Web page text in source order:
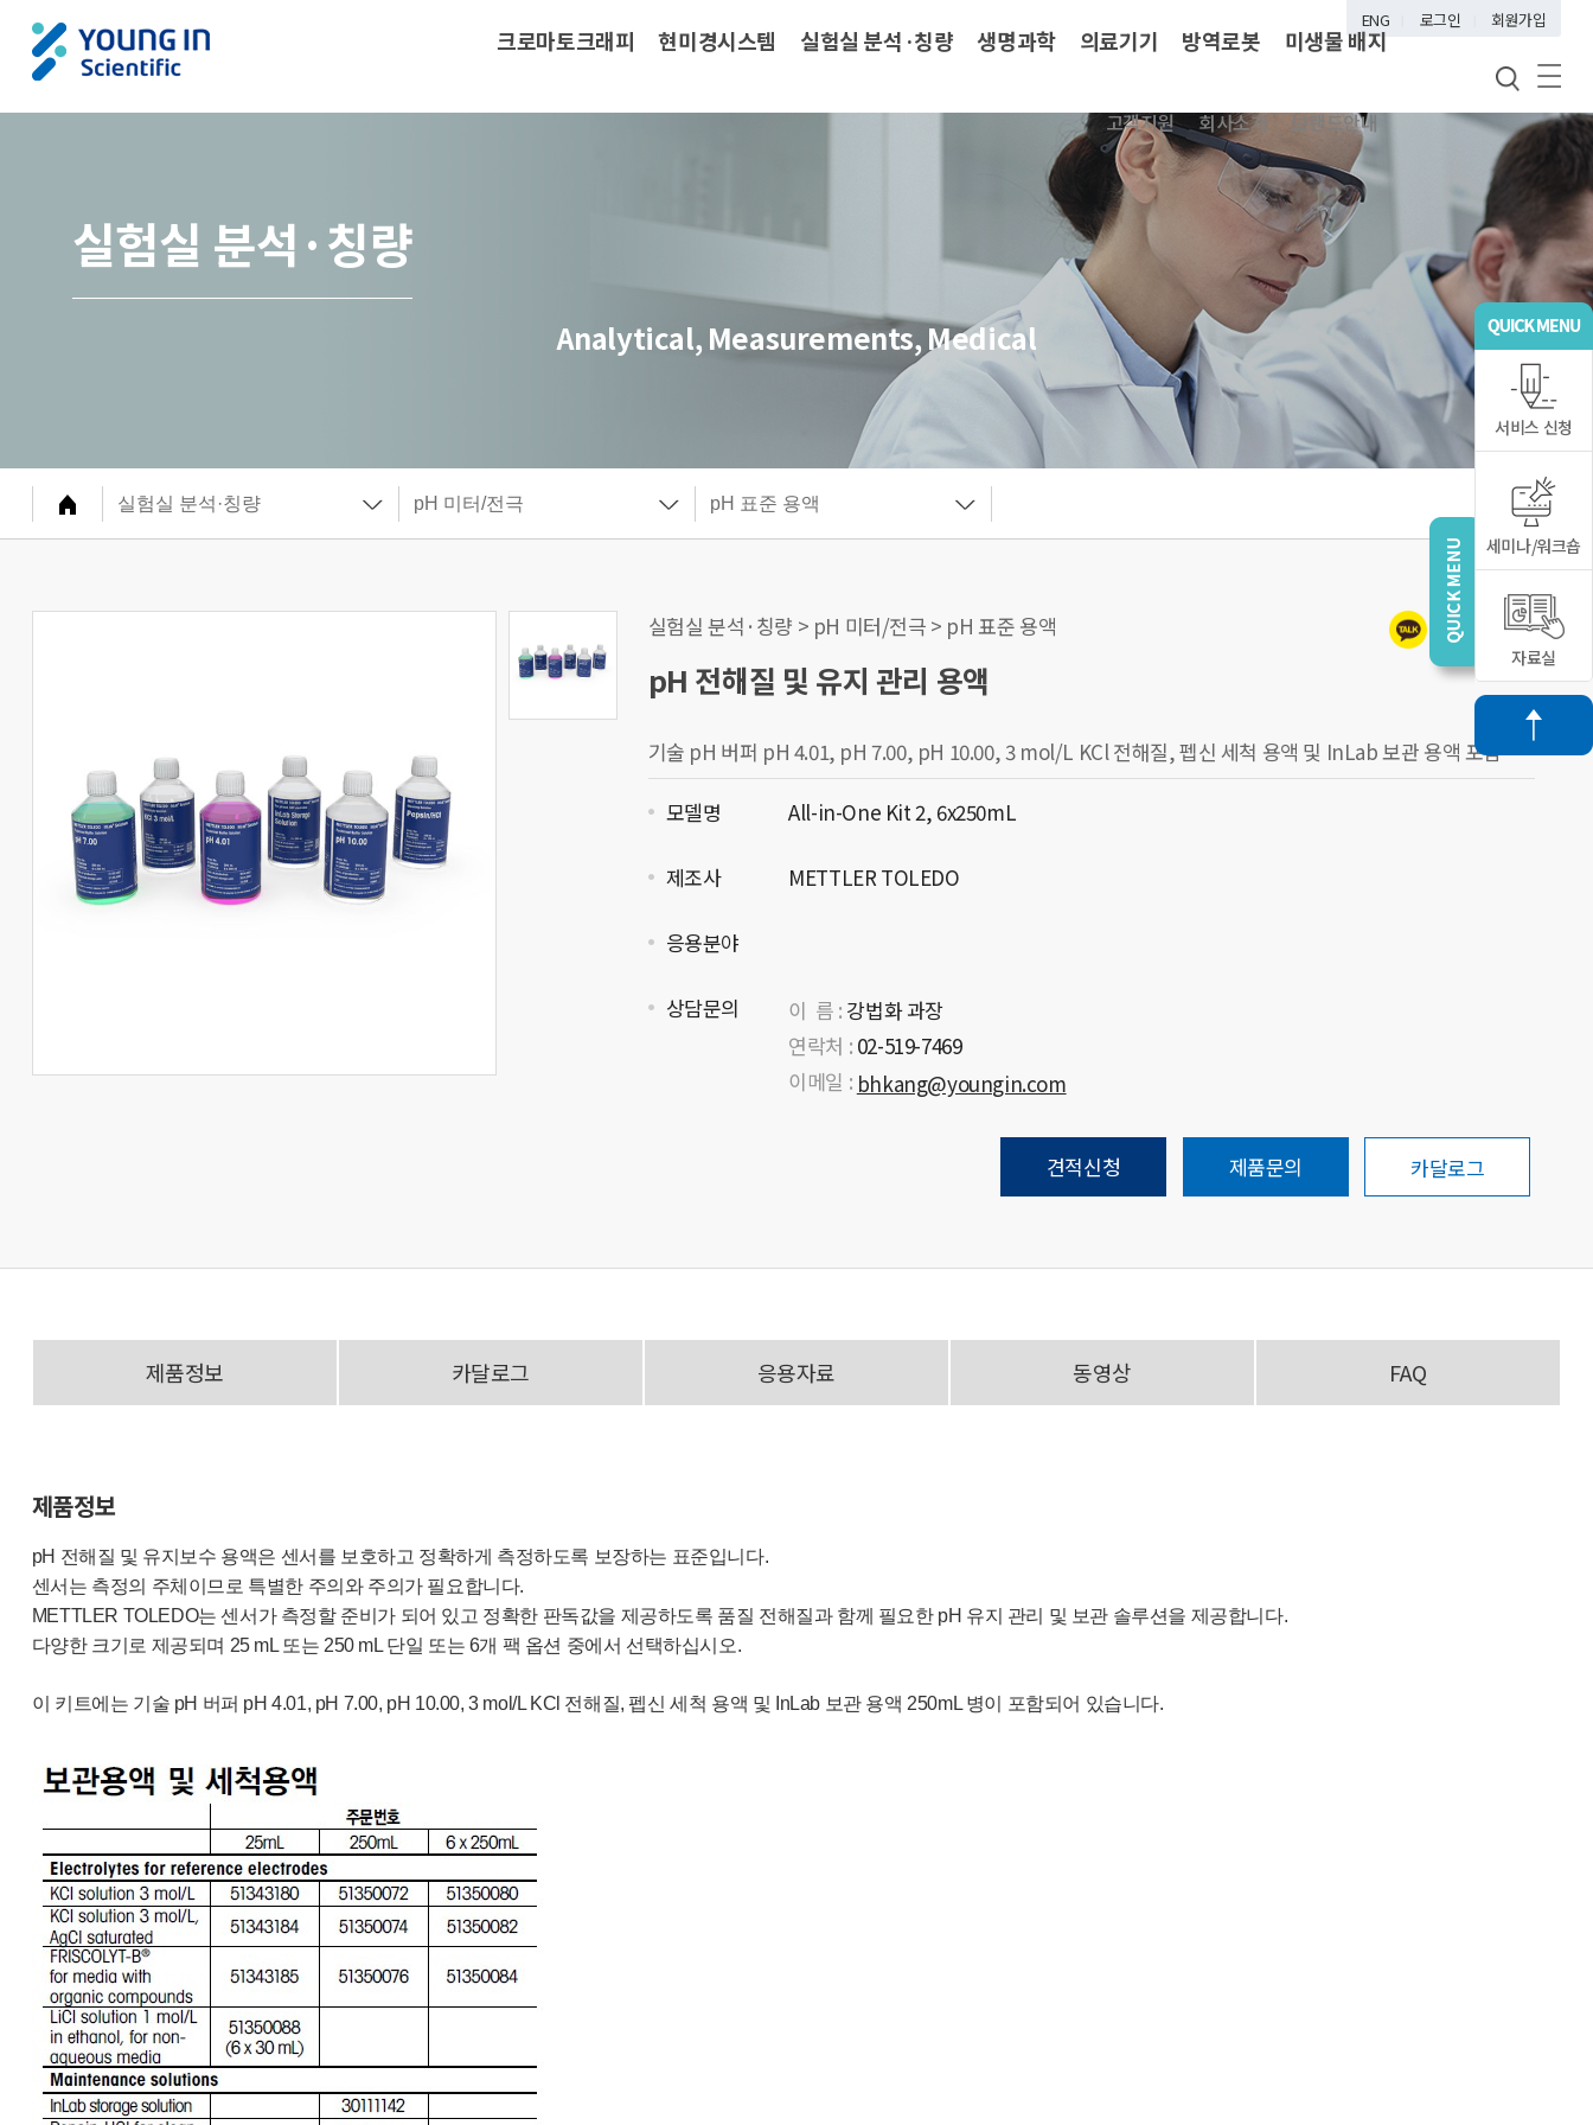
ENG 로그인 회원가입
크로마토크래피 현미경시스템 실험실 분석·칭량 생명과학 의료기기 방역로봇 미생물 배지
브랜드안내
회사소개
고객지원
서비스 신청
세미나/워크숍
자료실
실험실 분석·칭량
Analytical, Measurements, Medical
실험실 분석·칭량 > pH 미터/전극 > pH 표준 용액
pH 전해질 및 유지 관리 용액
기술 pH 버퍼 pH 4.01, pH 7.00, pH 10.00, 3 mol/L KCl 전해질, 펩신 세척 용액 및 InLab 보관 용액 포함
모델명 All-in-One Kit 2, 6x250mL
제조사 METTLER TOLEDO
응용분야
상담문의 이 름 : 강법화 과장
연락처 : 02-519-7469
이메일 : bhkang@youngin.com
견적신청 제품문의 카달로그
제품정보 카달로그 응용자료 동영상 FAQ
제품정보
pH 전해질 및 유지보수 용액은 센서를 보호하고 정확하게 측정하도록 보장하는 표준입니다.
센서는 측정의 주체이므로 특별한 주의와 주의가 필요합니다.
METTLER TOLEDO는 센서가 측정할 준비가 되어 있고 정확한 판독값을 제공하도록 품질 전해질과 함께 필요한 pH 유지 관리 및 보관 솔루션을 제공합니다.
다양한 크기로 제공되며 25 mL 또는 250 mL 단일 또는 6개 팩 옵션 중에서 선택하십시오.
이 키트에는 기술 pH 버퍼 pH 4.01, pH 7.00, pH 10.00, 3 mol/L KCl 전해질, 펩신 세척 용액 및 InLab 보관 용액 250mL 병이 포함되어 있습니다.